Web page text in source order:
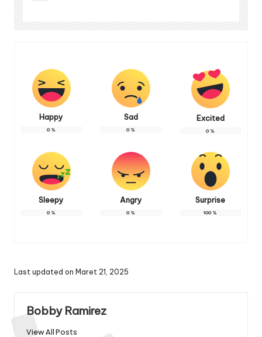
Happy
0%
Sad
0%
Excited
0%
Sleepy
0%
Angry
0%
Surprise
100%
Last updated on Maret 21, 2025
Bobby Ramirez
View All Posts